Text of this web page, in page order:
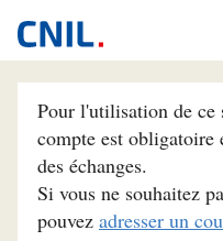
Pour l'utilisation de ce
compte est
des échanges.
Si vous ne souhaitez
pouvez adresser un